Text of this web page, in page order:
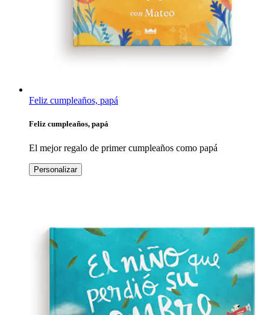
Feliz cumpleaños, papá
Feliz cumpleaños, papá
El mejor regalo de primer cumpleaños como papá
Personalizar